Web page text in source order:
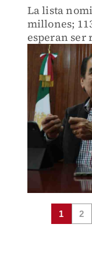
La lista
millones;
esperan ser
1 2